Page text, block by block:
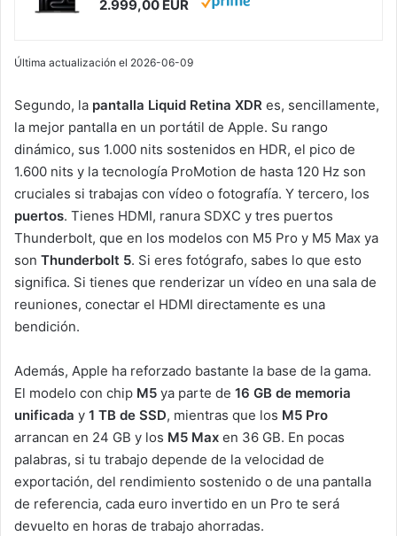
2.999,00 EUR
Última actualización el 2026-06-09
Segundo, la pantalla Liquid Retina XDR es, sencillamente,
la mejor pantalla en un portátil de Apple. Su rango
dinámico, sus 1.000 nits sostenidos en HDR, el pico de
1.600 nits y la tecnología ProMotion de hasta 120 Hz son
cruciales si trabajas con vídeo o fotografía. Y tercero, los
puertos. Tienes HDMI, ranura SDXC y tres puertos
Thunderbolt, que en los modelos con M5 Pro y M5 Max ya
son Thunderbolt 5. Si eres fotógrafo, sabes lo que esto
significa. Si tienes que renderizar un vídeo en una sala de
reuniones, conectar el HDMI directamente es una
bendición.
Además, Apple ha reforzado bastante la base de la gama.
El modelo con chip M5 ya parte de 16 GB de memoria
unificada y 1 TB de SSD, mientras que los M5 Pro
arrancan en 24 GB y los M5 Max en 36 GB. En pocas
palabras, si tu trabajo depende de la velocidad de
exportación, del rendimiento sostenido o de una pantalla
de referencia, cada euro invertido en un Pro te será
devuelto en horas de trabajo ahorradas.